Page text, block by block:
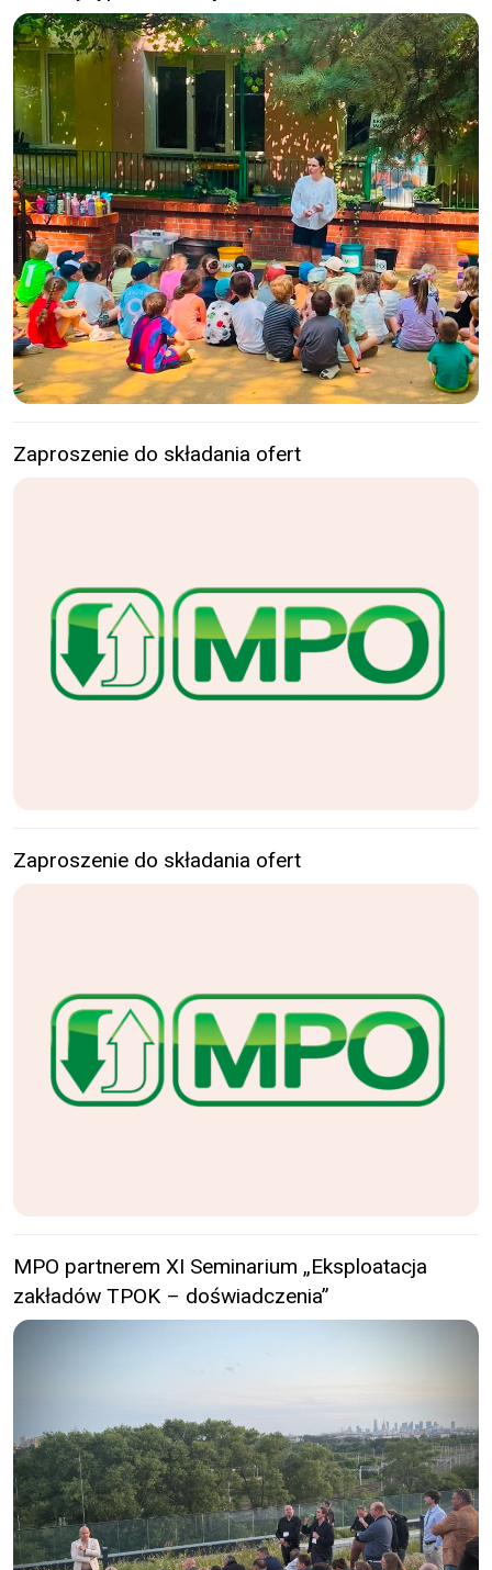
Zaproszenie do składania ofert
Zaproszenie do składania ofert
MPO partnerem XI Seminarium „Eksploatacja
zakładów TPOK – doświadczenia”